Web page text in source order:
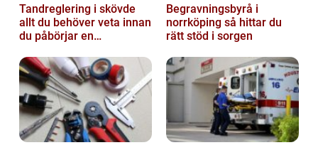
Tandreglering i skövde
allt du behöver veta innan
du påbörjar en
Begravningsbyrå i
norrköping så hittar du
rätt stöd i sorgen